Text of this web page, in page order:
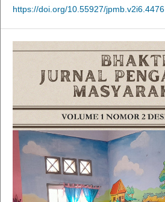
https://doi.org/10.55927/jpmb.v2i6.4476